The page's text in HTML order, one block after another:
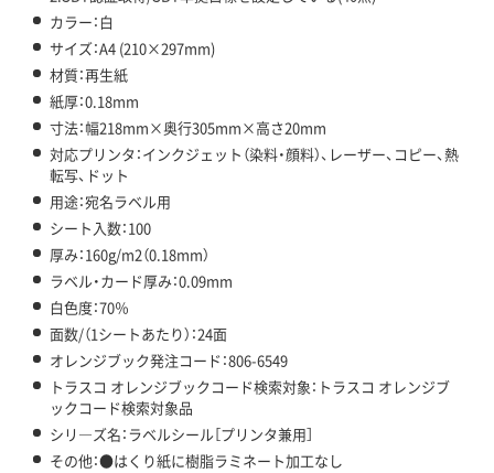
カラー：白
サイズ：A4 (210×297mm)
材質：再生紙
紙厚：0.18mm
寸法：幅218mm×奥行305mm×高さ20mm
対応プリンタ：インクジェット（染料・顔料）、レーザー、コピー、熱
転写、ドット
用途：宛名ラベル用
シート入数：100
厚み：160g/m2（0.18mm）
ラベル・カード厚み：0.09mm
白色度：70％
面数/（1シートあたり）：24面
オレンジブック発注コード：806-6549
トラスコ オレンジブックコード検索対象：トラスコ オレンジブ
ックコード検索対象品
シリ―ズ名：ラベルシール［プリンタ兼用］
その他：●はくり紙に樹脂ラミネート加工なし